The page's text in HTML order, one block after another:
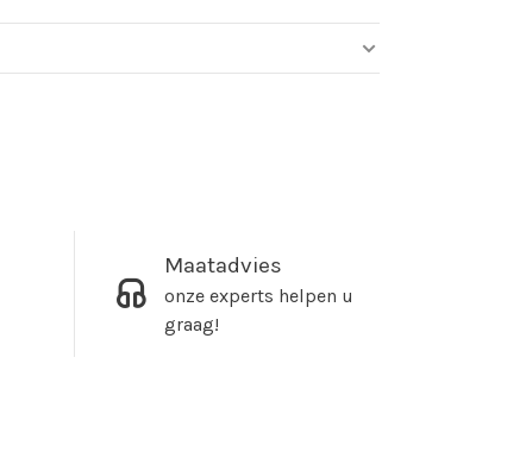
Maatadvies
onze experts helpen u
graag!